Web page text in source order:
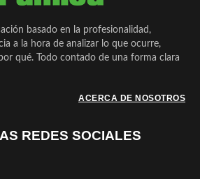
basado en la profesionalidad,
a la hora de analizar lo que ocurre,
qué. Todo contado de una forma clara
ACERCA DE NOSOTROS
REDES SOCIALES